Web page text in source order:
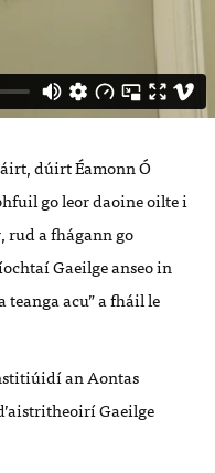
dúirt Éamonn Ó
go leor daoine oilte i
rud a fhágann go
Gaeilge anseo in
acu” a fháil le
an Aontas
Gaeilge